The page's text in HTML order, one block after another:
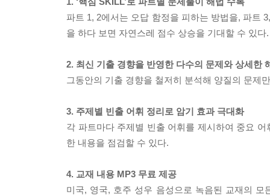
파트 1, 2에서는 오답 함정을 피하는 방법을, 파트
을 하다 보면 자연스레 점수 상승을 기대할 수 있다.
2. 최신 기출 경향을 반영한 다수의 문제와 상세한
그동안의 기출 경향을 철저히 분석해 양질의 문제
3. 주제별 빈출 어휘 정리로 암기 효과 극대화
각 파트마다 주제별 빈출 어휘를 제시하여 중요
한 내용을 점검할 수 있다.
4. 교재 내용 MP3 무료 제공
미국, 영국, 호주 성우 음성으로 녹음된 교재의